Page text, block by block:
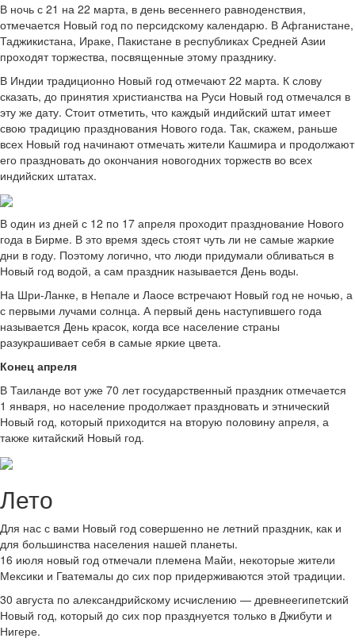
В ночь с 21 на 22 марта, в день весеннего равноденствия,
отмечается Новый год по персидскому календарю. В Афганистане,
Таджикистана, Ираке, Пакистане в республиках Средней Азии
проходят торжества, посвященные этому празднику.
В Индии традиционно Новый год отмечают 22 марта. К слову
сказать, до принятия христианства на Руси Новый год отмечался в
эту же дату. Стоит отметить, что каждый индийский штат имеет
свою традицию празднования Нового года. Так, скажем, раньше
всех Новый год начинают отмечать жители Кашмира и продолжают
его праздновать до окончания новогодних торжеств во всех
индийских штатах.
В один из дней с 12 по 17 апреля проходит празднование Нового
года в Бирме. В это время здесь стоят чуть ли не самые жаркие
дни в году. Поэтому логично, что люди придумали обливаться в
Новый год водой, а сам праздник называется День воды.
На Шри-Ланке, в Непале и Лаосе встречают Новый год не ночью, а
с первыми лучами солнца. А первый день наступившего года
называется День красок, когда все население страны
разукрашивает себя в самые яркие цвета.
Конец апреля
В Таиланде вот уже 70 лет государственный праздник отмечается
1 января, но население продолжает праздновать и этнический
Новый год, который приходится на вторую половину апреля, а
также китайский Новый год.
Лето
Для нас с вами Новый год совершенно не летний праздник, как и
для большинства населения нашей планеты.
16 июля новый год отмечали племена Майи, некоторые жители
Мексики и Гватемалы до сих пор придерживаются этой традиции.
30 августа по александрийскому исчислению — древнеегипетский
Новый год, который до сих пор празднуется только в Джибути и
Нигере.